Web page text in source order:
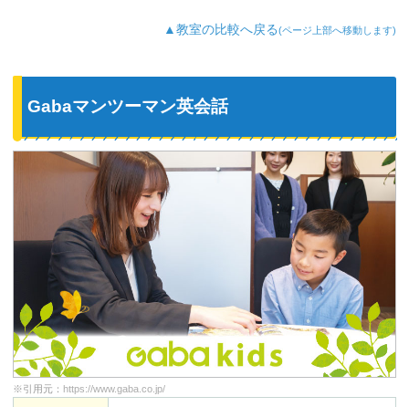
▲教室の比較へ戻る(ページ上部へ移動します)
Gabaマンツーマン英会話
※引用元： https://www.gaba.co.jp/